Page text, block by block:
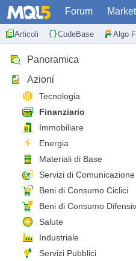
Forum Market
Articoli CodeBase Algo
Panoramica
Azioni
Tecnologia
Finanziario
Immobiliare
Energia
Materiali di Base
Servizi di Comunicazione
Beni di Consumo Ciclici
Beni di Consumo
Salute
Industriale
Servizi Pubblici